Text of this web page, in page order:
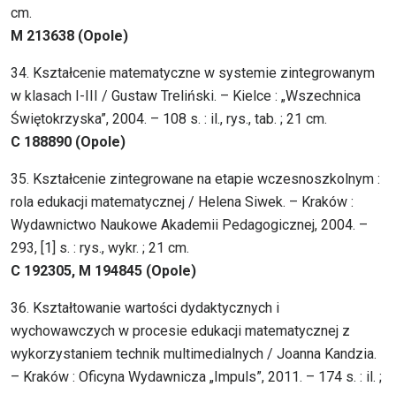
cm.
M 213638 (Opole)
34. Kształcenie matematyczne w systemie zintegrowanym
w klasach I-III / Gustaw Treliński. – Kielce : „Wszechnica
Świętokrzyska”, 2004. – 108 s. : il., rys., tab. ; 21 cm.
C 188890 (Opole)
35. Kształcenie zintegrowane na etapie wczesnoszkolnym :
rola edukacji matematycznej / Helena Siwek. – Kraków :
Wydawnictwo Naukowe Akademii Pedagogicznej, 2004. –
293, [1] s. : rys., wykr. ; 21 cm.
C 192305, M 194845 (Opole)
36. Kształtowanie wartości dydaktycznych i
wychowawczych w procesie edukacji matematycznej z
wykorzystaniem technik multimedialnych / Joanna Kandzia.
– Kraków : Oficyna Wydawnicza „Impuls”, 2011. – 174 s. : il. ;